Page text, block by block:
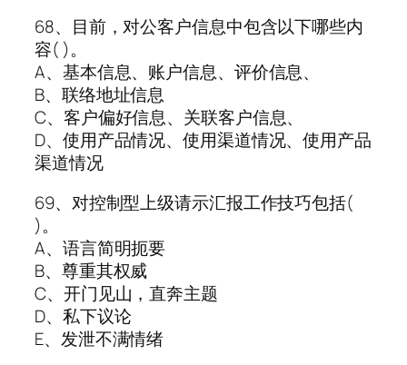
68、目前，对公客户信息中包含以下哪些内
容( )。
A、基本信息、账户信息、评价信息、
B、联络地址信息
C、客户偏好信息、关联客户信息、
D、使用产品情况、使用渠道情况、使用产品
渠道情况
69、对控制型上级请示汇报工作技巧包括(
)。
A、语言简明扼要
B、尊重其权威
C、开门见山，直奔主题
D、私下议论
E、发泄不满情绪